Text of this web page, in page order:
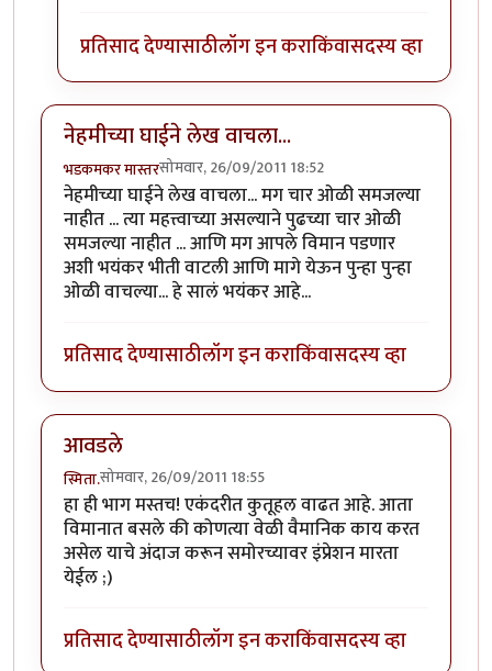
प्रतिसाद देण्यासाठीलॉग इन कराकिंवासदस्य व्हा
नेहमीच्या घाईने लेख वाचला...
भडकमकर मास्तरसोमवार, 26/09/2011 18:52
नेहमीच्या घाईने लेख वाचला... मग चार ओळी समजल्या
नाहीत ... त्या महत्त्वाच्या असल्याने पुढच्या चार ओळी
समजल्या नाहीत ... आणि मग आपले विमान पडणार
अशी भयंकर भीती वाटली आणि मागे येऊन पुन्हा पुन्हा
ओळी वाचल्या... हे सालं भयंकर आहे...
प्रतिसाद देण्यासाठीलॉग इन कराकिंवासदस्य व्हा
आवडले
स्मिता.सोमवार, 26/09/2011 18:55
हा ही भाग मस्तच! एकंदरीत कुतूहल वाढत आहे. आता
विमानात बसले की कोणत्या वेळी वैमानिक काय करत
असेल याचे अंदाज करून समोरच्यावर इंप्रेशन मारता
येईल ;)
प्रतिसाद देण्यासाठीलॉग इन कराकिंवासदस्य व्हा